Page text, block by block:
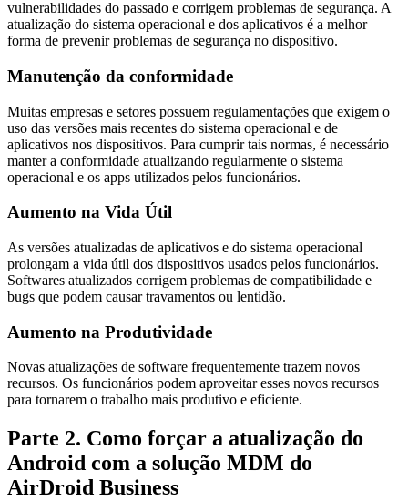
vulnerabilidades do passado e corrigem problemas de segurança. A
atualização do sistema operacional e dos aplicativos é a melhor
forma de prevenir problemas de segurança no dispositivo.
Manutenção da conformidade
Muitas empresas e setores possuem regulamentações que exigem o
uso das versões mais recentes do sistema operacional e de
aplicativos nos dispositivos. Para cumprir tais normas, é necessário
manter a conformidade atualizando regularmente o sistema
operacional e os apps utilizados pelos funcionários.
Aumento na Vida Útil
As versões atualizadas de aplicativos e do sistema operacional
prolongam a vida útil dos dispositivos usados pelos funcionários.
Softwares atualizados corrigem problemas de compatibilidade e
bugs que podem causar travamentos ou lentidão.
Aumento na Produtividade
Novas atualizações de software frequentemente trazem novos
recursos. Os funcionários podem aproveitar esses novos recursos
para tornarem o trabalho mais produtivo e eficiente.
Parte 2. Como forçar a atualização do
Android com a solução MDM do
AirDroid Business